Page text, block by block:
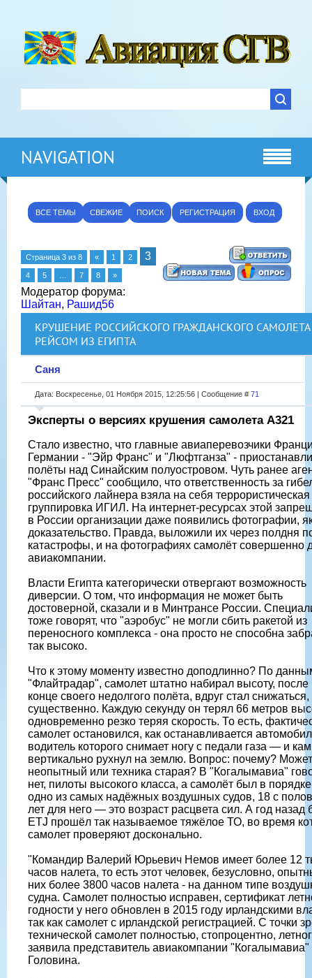
NAVIGATION
ВСЕ ТЕМЫ СВЕЖИЕ ПОИСК РЕГИСТРАЦИЯ ВХОД
Страница 3 из 8 « 1 2 3
4 5 7 8 »
Модератор форума:
Шайтан, Рашид56
КРУШЕНИЕ РОССИЙСКОГО ГРАЖДАНСКОГО САМОЛЕТА
РЕЙСОМ ИЗ ЕГИПТА
Саня
Дата: Воскресенье, 01 Ноября 2015, 12:25:56 | Сообщение # 71
Эксперты о версиях крушения самолета A321
Стало известно, что главные авиаперевозчики
Германии - "Эйр Франс" и "Люфтганза" -
полёты над Синайским полуостровом. Чуть ранее
"Франс Пресс" сообщило, что ответственность за
российского лайнера взяла на себя террористическая
группировка ИГИЛ. На интернет-ресурсах этой
в России организации даже появились фотографии,
доказательство. Правда, выложили их через полдня
катастрофы, и на фотографиях самолёт совершенно
авиакомпании.
Власти Египта категорически отвергают возможность
диверсии. О том, что информация не может быть
достоверной, сказали и в Минтрансе России.
тоже говорят, что "аэробус" не могли сбить ракетой из
переносного комплекса - она просто не способна
так высоко.
Что к этому моменту известно доподлинно? По
"Флайтрадар", самолет штатно набирал высоту, после
конце своего недолгого полёта, вдруг стал
существенно. Каждую секунду он терял 66 метров
одновременно резко теряя скорость. То есть,
самолет остановился, как останавливается
водитель которого снимает ногу с педали газа — и
вертикально рухнул на землю. Вопрос: почему?
неопытный или техника старая? В "Когалымавиа"
нет, пилоты высокого класса, а самолёт был в
одно из самых надёжных воздушных судов, 18 с
лет для него — это возраст расцвета сил. А год назад
ETJ прошёл так называемое тяжёлое ТО, во время
самолет проверяют досконально.
"Командир Валерий Юрьевич Немов имеет более 12
часов налета, то есть этот человек, безусловно,
них более 3800 часов налета - на данном типе
судна. Самолет полностью исправен, сертификат
годности у него обновлен в 2015 году ирландскими
так как самолет с ирландской регистрацией. С точки
технической самолет полностью, стопроцентно,
заявила представитель авиакомпании
Головина.